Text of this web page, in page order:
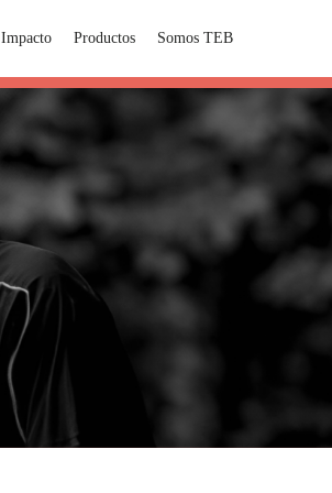
Impacto Productos Somos TEB